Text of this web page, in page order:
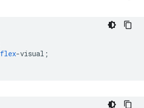
flex-visual ;